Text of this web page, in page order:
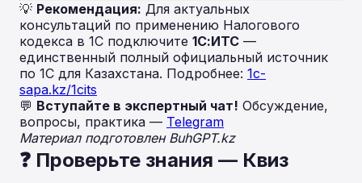
💡 Рекомендация: Для актуальных
консультаций по применению Налогового
кодекса в 1С подключите 1С:ИТС —
единственный полный официальный источник
по 1С для Казахстана. Подробнее: 1c-
sapa.kz/1cits
💬 Вступайте в экспертный чат! Обсуждение,
вопросы, практика — Telegram
Материал подготовлен BuhGPT.kz
❓ Проверьте знания — Квиз